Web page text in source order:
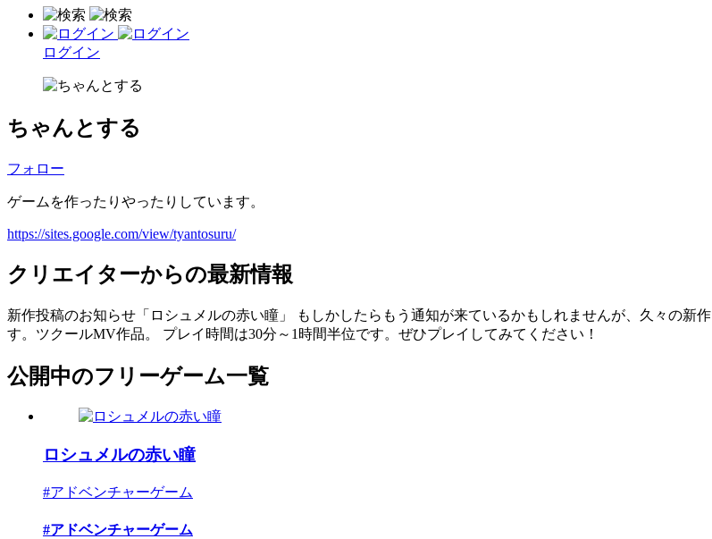
ログイン
ちゃんとする
フォロー
ゲームを作ったりやったりしています。
https://sites.google.com/view/tyantosuru/
クリエイターからの最新情報
新作投稿のお知らせ「ロシュメルの赤い瞳」 もしかしたらもう通知が来ているかもしれませんが、久々の新
す。ツクールMV作品。 プレイ時間は30分～1時間半位です。ぜひプレイしてみてください！
公開中のフリーゲーム一覧
ロシュメルの赤い瞳
#アドベンチャーゲーム
#アドベンチャーゲーム